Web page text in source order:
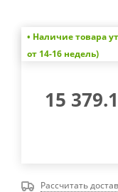
• Наличие товара
от 14-16 недель)
15
Рассчитать